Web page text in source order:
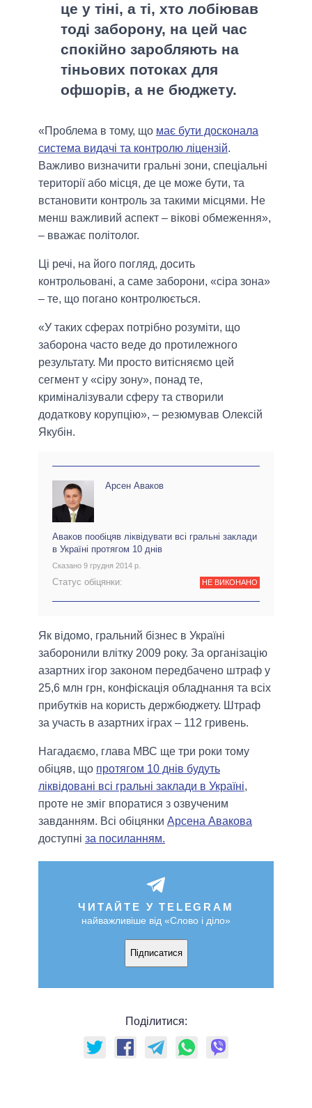
це у тіні, а ті, хто лобіював
тоді заборону, на цей час
спокійно заробляють на
тіньових потоках для
офшорів, а не бюджету.
«Проблема в тому, що має бути досконала
система видачі та контролю ліцензій.
Важливо визначити гральні зони, спеціальні
території або місця, де це може бути, та
встановити контроль за такими місцями. Не
менш важливий аспект – вікові обмеження»,
– вважає політолог.
Ці речі, на його погляд, досить
контрольовані, а саме заборони, «сіра зона»
– те, що погано контролюється.
«У таких сферах потрібно розуміти, що
заборона часто веде до протилежного
результату. Ми просто витісняємо цей
сегмент у «сіру зону», понад те,
криміналізували сферу та створили
додаткову корупцію», – резюмував Олексій
Якубін.
Арсен Аваков
Аваков пообіцяв ліквідувати всі гральні заклади
в Україні протягом 10 днів
Сказано 9 грудня 2014 р.
Статус обіцянки: НЕ ВИКОНАНО
Як відомо, гральний бізнес в Україні
заборонили влітку 2009 року. За організацію
азартних ігор законом передбачено штраф у
25,6 млн грн, конфіскація обладнання та всіх
прибутків на користь держбюджету. Штраф
за участь в азартних іграх – 112 гривень.
Нагадаємо, глава МВС ще три роки тому
обіцяв, що протягом 10 днів будуть
ліквідовані всі гральні заклади в Україні,
проте не зміг впоратися з озвученим
завданням. Всі обіцянки Арсена Авакова
доступні за посиланням.
ЧИТАЙТЕ У TELEGRAM
найважливіше від «Слово і діло»
Підписатися
Поділитися: